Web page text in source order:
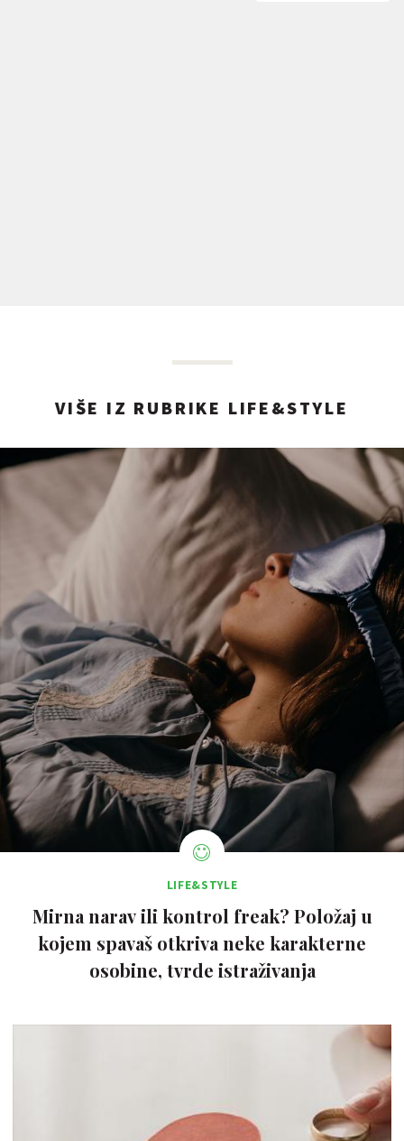
VIŠE IZ RUBRIKE LIFE&STYLE
LIFE&STYLE
Mirna narav ili kontrol freak? Položaj u
kojem spavaš otkriva neke karakterne
osobine, tvrde istraživanja